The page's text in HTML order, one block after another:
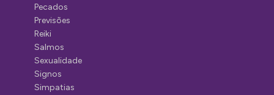
Pecados
Previsões
Reiki
Salmos
Sexualidade
Signos
Simpatias